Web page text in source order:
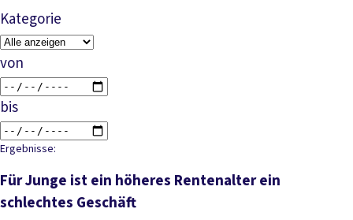
Kategorie
von
bis
Ergebnisse:
Für Junge ist ein höheres Rentenalter ein
schlechtes Geschäft